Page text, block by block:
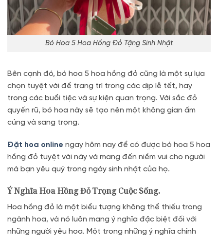
Bó Hoa 5 Hoa Hồng Đỏ Tặng Sinh Nhật
Bên cạnh đó, bó hoa 5 hoa hồng đỏ cũng là một sự lựa
chọn tuyệt vời để trang trí trong các dịp lễ tết, hay
trong các buổi tiệc và sự kiện quan trọng. Với sắc đỏ
quyến rũ, bó hoa này sẽ tạo nên một không gian ấm
cúng và sang trọng.
Đặt hoa online ngay hôm nay để có được bó hoa 5 hoa
hồng đỏ tuyệt vời này và mang đến niềm vui cho người
mà bạn yêu quý trong ngày sinh nhật của họ.
Ý Nghĩa Hoa Hồng Đỏ Trọng Cuộc Sống.
Hoa hồng đỏ là một biểu tượng không thể thiếu trong
ngành hoa, và nó luôn mang ý nghĩa đặc biệt đối với
những người yêu hoa. Một trong những ý nghĩa chính